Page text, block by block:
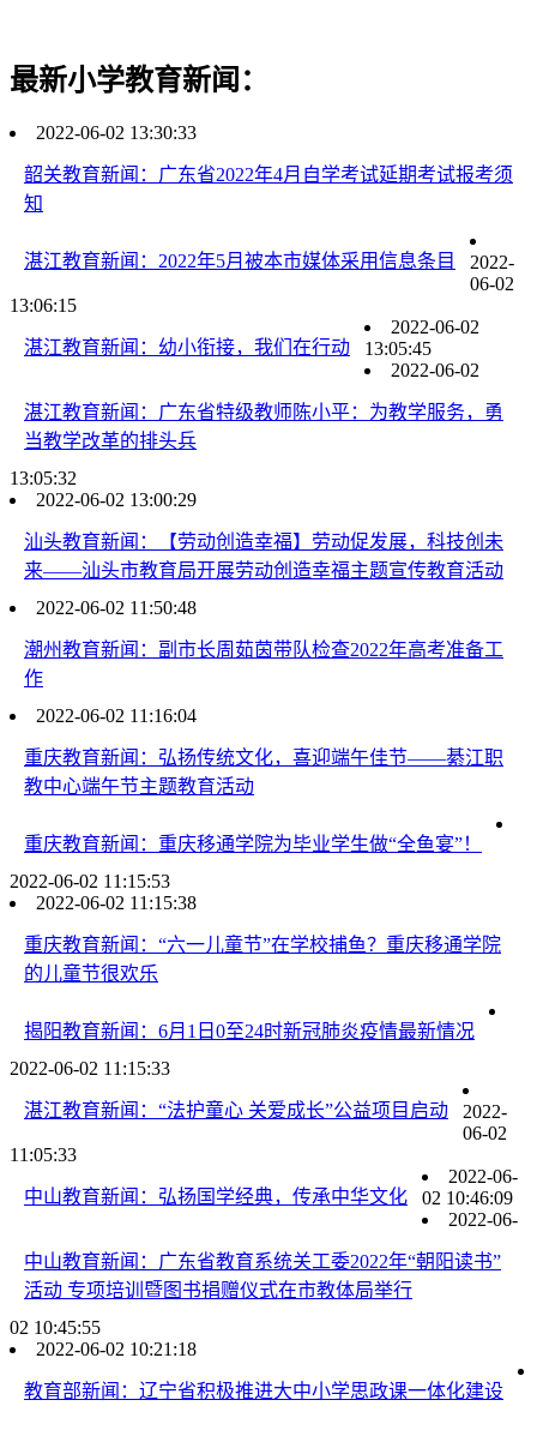
最新小学教育新闻：
韶关教育新闻：广东省2022年4月自学考试延期考试报考须
知
2022-06-02 13:30:33
湛江教育新闻：2022年5月被本市媒体采用信息条目
2022-
06-02
13:06:15
湛江教育新闻：幼小衔接，我们在行动
2022-06-02
13:05:45
湛江教育新闻：广东省特级教师陈小平：为教学服务，勇
当教学改革的排头兵
2022-06-02
13:05:32
汕头教育新闻：【劳动创造幸福】劳动促发展，科技创未
来——汕头市教育局开展劳动创造幸福主题宣传教育活动
2022-06-02 13:00:29
潮州教育新闻：副市长周茹茵带队检查2022年高考准备工
作
2022-06-02 11:50:48
重庆教育新闻：弘扬传统文化，喜迎端午佳节——綦江职
教中心端午节主题教育活动
2022-06-02 11:16:04
重庆教育新闻：重庆移通学院为毕业学生做“全鱼宴”！
2022-06-02 11:15:53
重庆教育新闻：“六一儿童节”在学校捕鱼？重庆移通学院
的儿童节很欢乐
2022-06-02 11:15:38
揭阳教育新闻：6月1日0至24时新冠肺炎疫情最新情况
2022-06-02 11:15:33
湛江教育新闻：“法护童心 关爱成长”公益项目启动
2022-
06-02
11:05:33
中山教育新闻：弘扬国学经典，传承中华文化
2022-06-
02 10:46:09
中山教育新闻：广东省教育系统关工委2022年“朝阳读书”
活动 专项培训暨图书捐赠仪式在市教体局举行
2022-06-
02 10:45:55
教育部新闻：辽宁省积极推进大中小学思政课一体化建设
2022-06-02 10:21:18